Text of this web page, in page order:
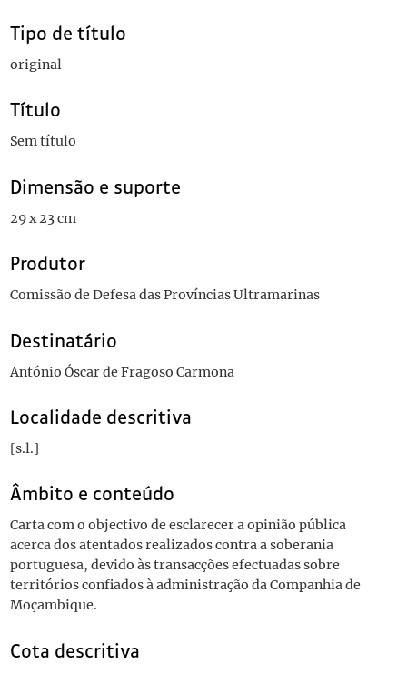
Tipo de título
original
Título
Sem título
Dimensão e suporte
29 x 23 cm
Produtor
Comissão de Defesa das Províncias Ultramarinas
Destinatário
António Óscar de Fragoso Carmona
Localidade descritiva
[s.l.]
Âmbito e conteúdo
Carta com o objectivo de esclarecer a opinião pública
acerca dos atentados realizados contra a soberania
portuguesa, devido às transacções efectuadas sobre
territórios confiados à administração da Companhia de
Moçambique.
Cota descritiva